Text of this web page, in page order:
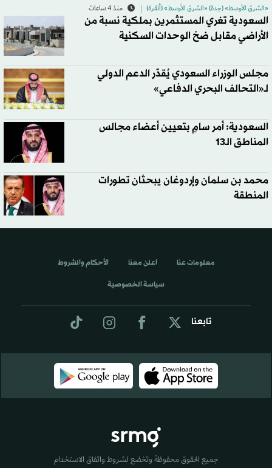
«الشرق الأوسط» (جدة) «الشرق الأوسط» (أنقرة) منذ 4 ساعات
السعودية تغري المستثمرين بملكية نسبة من
الأراضي مقابل ضخ الوحدات السكنية
مجلس الوزراء السعودي يُقدّر الدعم الدولي
لـ«التحالف البحري الدفاعي»
السعودية: أمر سامٍ بتعيين أعضاء مجالس
المناطق الـ13
محمد بن سلمان وإردوغان يبحثان تطورات
المنطقة
تابعنا
معلومات عنا اعلن معنا الأحكام والشروط
سياسة الخصوصية
جميع الحقوق محفوظة وتخضع لشروط واتفاق الاستخدام